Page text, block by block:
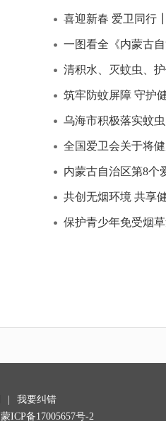
喜迎新春 爱卫同行
一图看全《内蒙古
清积水、灭蚊虫、
筑牢防蚊屏障 守护
乌海市积极落实蚊
全国爱卫会关于将
内蒙古自治区第8个
共创无烟环境 共享
保护青少年免受烟
我要纠错
蒙ICP备17005657号-2